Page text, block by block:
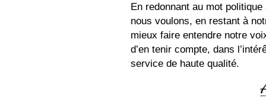
En redonnant au mot
nous voulons, en restant à
mieux faire entendre notre
d’en tenir compte, dans
service de haute qualité.